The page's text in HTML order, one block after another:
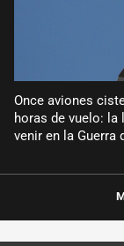
Once aviones
horas de vuelo:
venir en la Guerra